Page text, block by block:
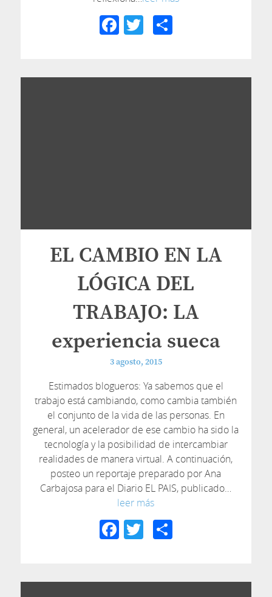
Facebook
TwitterCompartir
EL CAMBIO EN LA
LÓGICA DEL
TRABAJO: LA
experiencia sueca
3 agosto, 2015
Estimados blogueros: Ya sabemos que el
trabajo está cambiando, como cambia también
el conjunto de la vida de las personas. En
general, un acelerador de ese cambio ha sido la
tecnología y la posibilidad de intercambiar
realidades de manera virtual. A continuación,
posteo un reportaje preparado por Ana
Carbajosa para el Diario EL PAIS, publicado…
leer más
Facebook
TwitterCompartir